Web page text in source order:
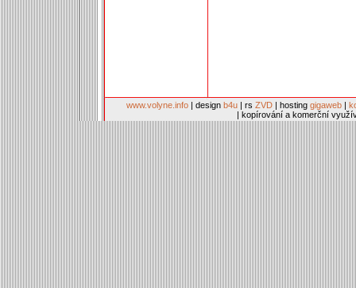
www.volyne.info | design b4u | rs ZVD | hosting gigaweb |
| kopírování a komerční